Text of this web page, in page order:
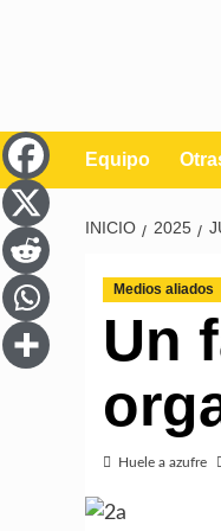
Equipo
INICIO 2025
Medios aliados
Un
Huele a azufre